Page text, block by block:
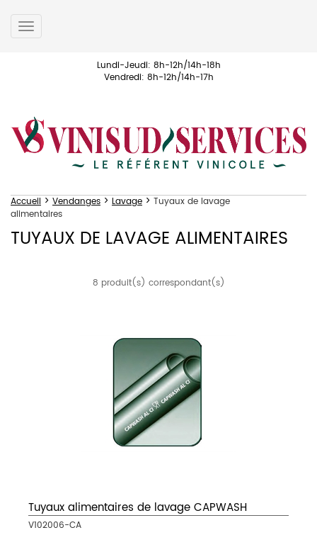
Toggle
navigation
Lundi-Jeudi: 8h-12h/14h-18h
Vendredi: 8h-12h/14h-17h
Accueil > Vendanges > Lavage > Tuyaux de lavage
alimentaires
TUYAUX DE LAVAGE ALIMENTAIRES
8 produit(s) correspondant(s)
Tuyaux alimentaires de lavage CAPWASH
V102006-CA